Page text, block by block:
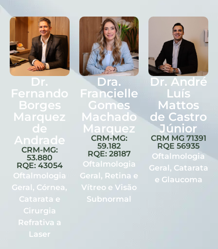
Dr.
Fernando
Borges
Marquez
de
Andrade
CRM-MG:
53.880
RQE: 43054
Oftalmologia
Geral, Córnea,
Catarata e
Cirurgia
Refrativa a
Laser
Dra.
Francielle
Gomes
Machado
Marquez
CRM-MG:
59.182
RQE: 28187
Oftalmologia
Geral, Retina e
Vítreo e Visão
Subnormal
Dr. André
Luís
Mattos
de Castro
Júnior
CRM MG 71391
RQE 56935
Oftalmologia
Geral, Catarata
e Glaucoma